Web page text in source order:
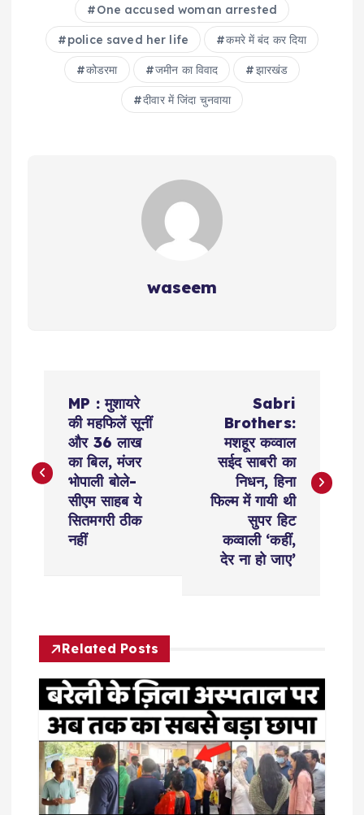
One accused woman arrested
police saved her life कमरे में बंद कर दिया
कोडरमा जमीन का विवाद झारखंड
दीवार में जिंदा चुनवाया
waseem
s
v
g
a
t
MP : मुशायरे
की महफिलें सूनीं
और 36 लाख
का बिल, मंजर
भोपाली बोले-
सीएम साहब ये
सितमगरी ठीक
नहीं
Sabri
Brothers:
मशहूर कव्वाल
सईद साबरी का
निधन, हिना
फिल्म में गायी थी
सुपर हिट
कव्वाली ‘कहीं,
देर ना हो जाए’
Related Posts